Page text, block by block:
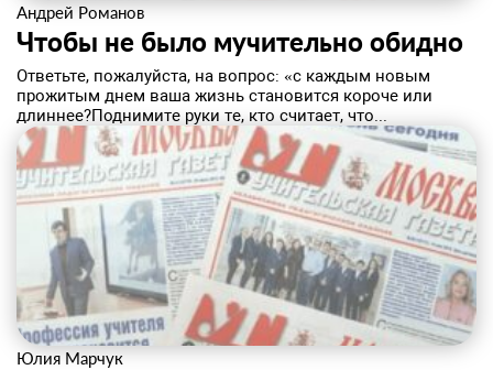
Андрей Романов
Чтобы не было мучительно обидно
​Ответьте, пожалуйста, на вопрос: «с каждым новым
прожитым днем ваша жизнь становится короче или
длиннее?Поднимите руки те, кто считает, что...
Юлия Марчук